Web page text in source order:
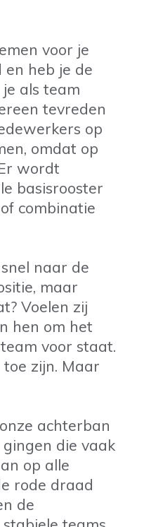
voor je
en heb je de
als team
tevreden
op
omdat op
wordt
basisrooster
combinatie
naar de
maar
Voelen zij
hen om het
voor staat.
zijn. Maar
achterban
die vaak
op alle
rode draad
de